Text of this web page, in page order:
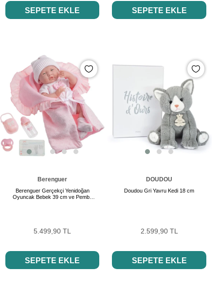
SEPETE EKLE SEPETE EKLE
Berenguer
Berenguer Gerçekçi Yenidoğan
Oyuncak Bebek 39 cm ve Pembe
5.499,90 TL
SEPETE EKLE
DOUDOU
Doudou Gri Yavru Kedi 18 cm
2.599,90 TL
SEPETE EKLE